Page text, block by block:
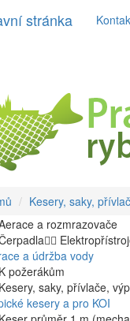
stránka
Kesery, saky,
a rozmrazovače
a údržba vody
K požerákům
Kesery, saky, přívlače,
kesery a pro KOI